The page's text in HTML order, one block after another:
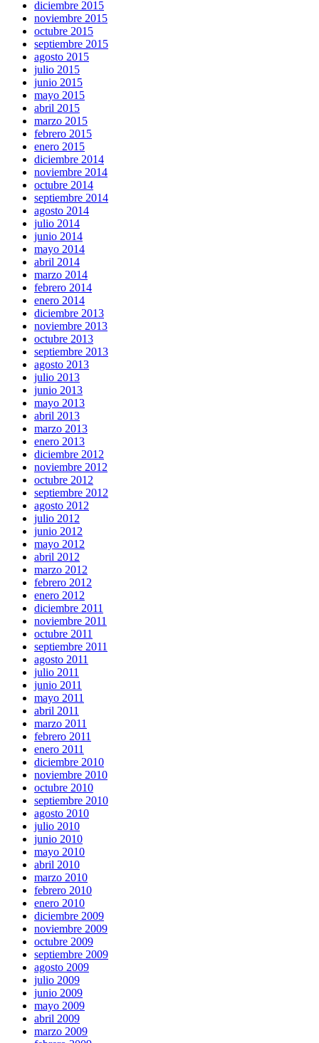
diciembre 2015
noviembre 2015
octubre 2015
septiembre 2015
agosto 2015
julio 2015
junio 2015
mayo 2015
abril 2015
marzo 2015
febrero 2015
enero 2015
diciembre 2014
noviembre 2014
octubre 2014
septiembre 2014
agosto 2014
julio 2014
junio 2014
mayo 2014
abril 2014
marzo 2014
febrero 2014
enero 2014
diciembre 2013
noviembre 2013
octubre 2013
septiembre 2013
agosto 2013
julio 2013
junio 2013
mayo 2013
abril 2013
marzo 2013
enero 2013
diciembre 2012
noviembre 2012
octubre 2012
septiembre 2012
agosto 2012
julio 2012
junio 2012
mayo 2012
abril 2012
marzo 2012
febrero 2012
enero 2012
diciembre 2011
noviembre 2011
octubre 2011
septiembre 2011
agosto 2011
julio 2011
junio 2011
mayo 2011
abril 2011
marzo 2011
febrero 2011
enero 2011
diciembre 2010
noviembre 2010
octubre 2010
septiembre 2010
agosto 2010
julio 2010
junio 2010
mayo 2010
abril 2010
marzo 2010
febrero 2010
enero 2010
diciembre 2009
noviembre 2009
octubre 2009
septiembre 2009
agosto 2009
julio 2009
junio 2009
mayo 2009
abril 2009
marzo 2009